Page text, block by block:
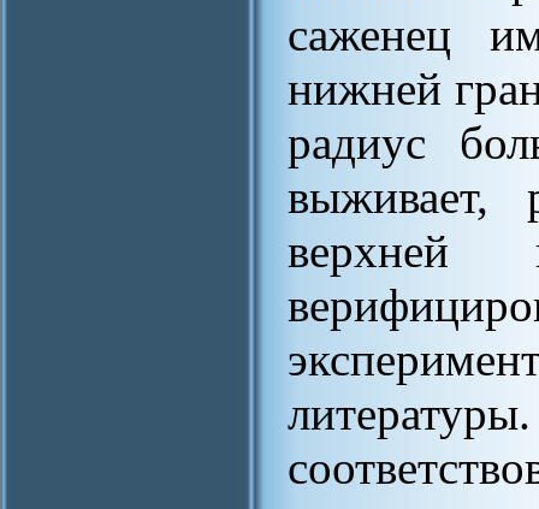
саженец
нижней
радиус
выживает,
верхней